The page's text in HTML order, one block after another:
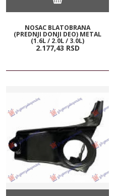
NOSAC BLATOBRANA
(PREDNJI DONJI DEO) METAL
(1.6L / 2.0L / 3.0L)
2.177,43 RSD